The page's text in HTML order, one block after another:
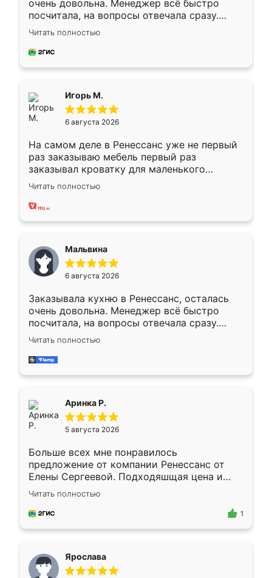
очень довольна. Менеджер всё быстро
посчитала, на вопросы отвечала сразу.
Замерщик приехал в субботу, подошёл к
делу со всей ответственностью. Собрали
за день, ребята работали аккуратно, даже
Читать полностью
Игорь М.
6 августа 2026
На самом деле в Ренессанс уже не первый
раз заказываю мебель первый раз
заказывал кроватку для маленького
ребёнка при его рождении ,во второй раз
заказал шкаф-купе. По качеству очень
хорошее сборка достаточно быстрая,
меньше, здесь же он более разнообразный.
Мне нравится ,если что-то потребуется из
мебели буду заказывать только здесь.
Читать полностью
Мальвина
6 августа 2026
Заказывала кухню в Ренессанс, осталась
очень довольна. Менеджер всё быстро
посчитала, на вопросы отвечала сразу.
Замерщик приехал в субботу, подошёл к
делу со всей ответственностью. Собрали
за день, ребята работали аккуратно, даже
Читать полностью
Аринка Р.
5 августа 2026
Больше всех мне понравилось
предложение от компании Ренессанс от
Елены Сергеевой. Подходяшщая цена и
короткие сроки изготовления. Приехавший
для замера сотрудник Владислав
предложил по моему эскизу самый
Читать полностью
1
Ярослава